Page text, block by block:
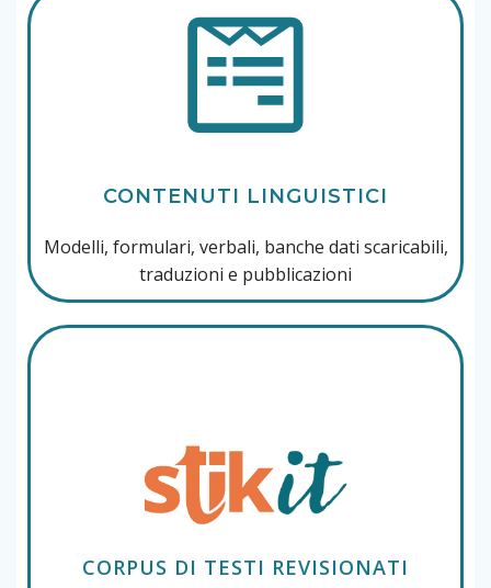
CONTENUTI LINGUISTICI
Modelli, formulari, verbali, banche dati scaricabili,
traduzioni e pubblicazioni
CORPUS DI TESTI REVISIONATI